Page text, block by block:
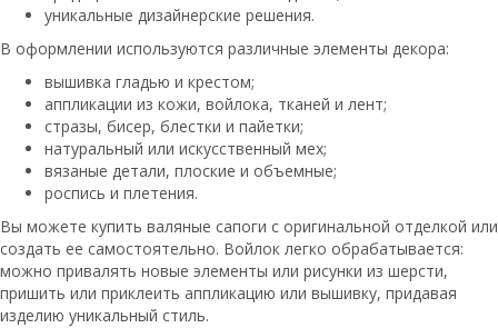
уникальные дизайнерские решения.
В оформлении используются различные элементы декора:
вышивка гладью и крестом;
аппликации из кожи, войлока, тканей и лент;
стразы, бисер, блестки и пайетки;
натуральный или искусственный мех;
вязаные детали, плоские и объемные;
роспись и плетения.
Вы можете купить валяные сапоги с оригинальной отделкой или
создать ее самостоятельно. Войлок легко обрабатывается:
можно привалять новые элементы или рисунки из шерсти,
пришить или приклеить аппликацию или вышивку, придавая
изделию уникальный стиль.